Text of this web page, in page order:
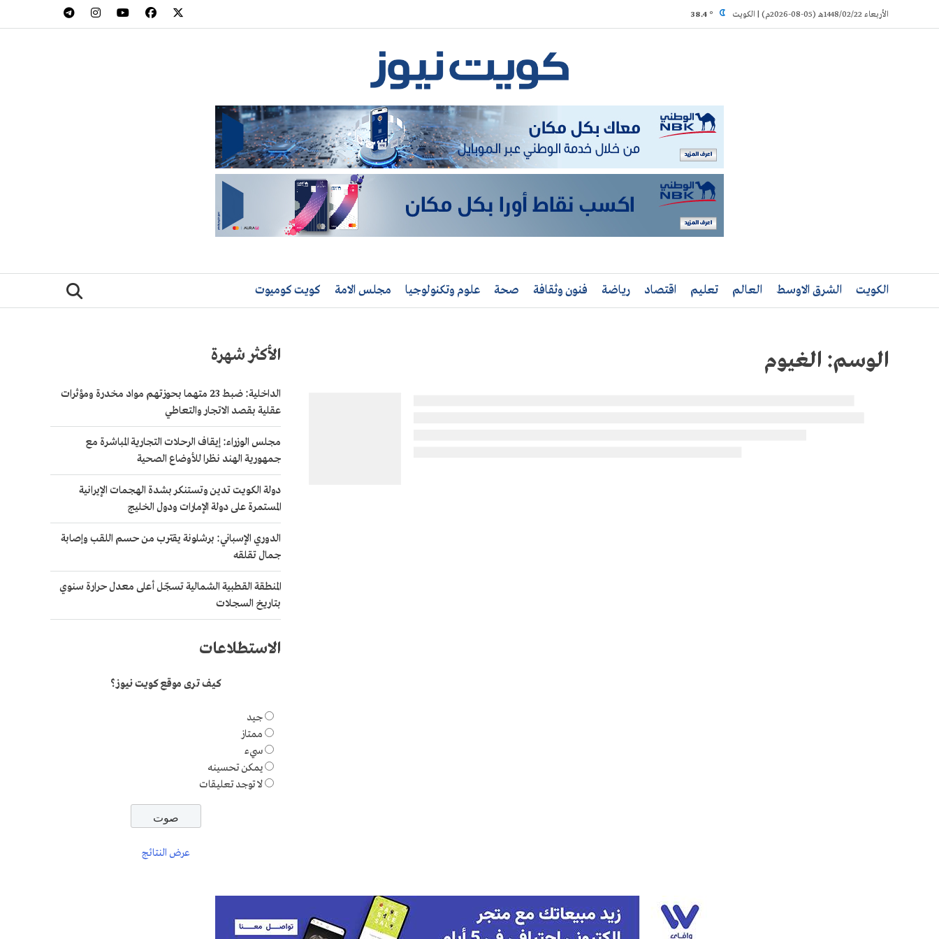
to
الأربعاء 1448/02/22هـ (05-08-2026م) | الكويت ° 38.4
الكويت الشرق الاوسط العالم تعليم اقتصاد رياضة فنون وثقافة صحة علوم وتكنولوجيا مجلس الامة كويت كوميوت
الوسم: الغيوم الأكثر شهرة
الداخلية: ضبط 23 متهما بحوزتهم مواد مخدرة ومؤثرات
عقلية بقصد الاتجار والتعاطي
مجلس الوزراء: إيقاف الرحلات التجارية المباشرة مع
جمهورية الهند نظرا للأوضاع الصحية
دولة الكويت تدين وتستنكر بشدة الهجمات الإيرانية
المستمرة على دولة الإمارات ودول الخليج
الدوري الإسباني: برشلونة يقترب من حسم اللقب وإصابة
جمال تقلقه
المنطقة القطبية الشمالية تسجّل أعلى معدل حرارة سنوي
بتاريخ السجلات
الاستطلاعات
كيف ترى موقع كويت نيوز؟
جيد
ممتاز
سيء
يمكن تحسينه
لا توجد تعليقات
عرض النتائج